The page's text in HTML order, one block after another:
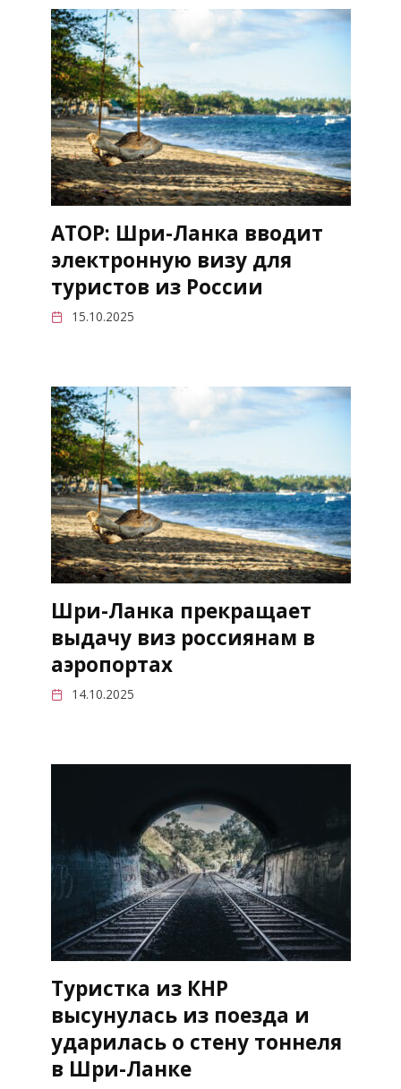
АТОР: Шри-Ланка вводит
электронную визу для
туристов из России
15.10.2025
Шри-Ланка прекращает
выдачу виз россиянам в
аэропортах
14.10.2025
Туристка из КНР
высунулась из поезда и
ударилась о стену тоннеля
в Шри-Ланке